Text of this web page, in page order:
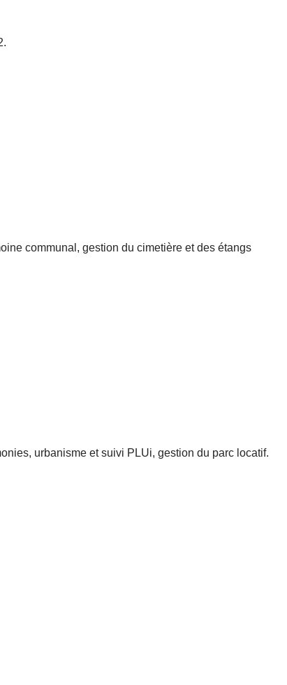
communal, gestion du cimetière et des étangs
urbanisme et suivi PLUi, gestion du parc locatif.